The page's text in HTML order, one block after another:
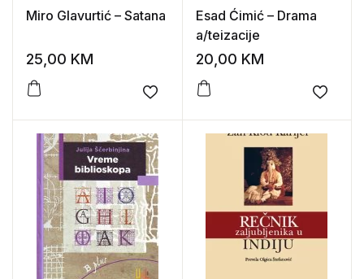
Miro Glavurtić – Satana
25,00 KM
Add to wishlist
Esad Ćimić – Drama
a/teizacije
20,00 KM
Add